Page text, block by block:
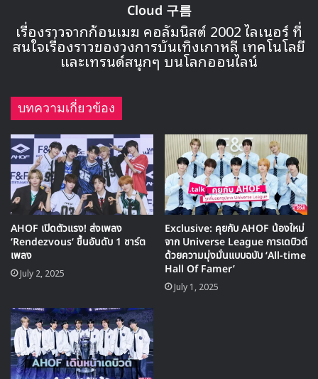
🎙GYUBIN ปลื้มเมืองไทยขนาดไหน? ถึงกลับมาถ่าย
MV เพลงใหม่ LIKE U 100 ที่กรุงเทพ
▶ คลิกดูสัมภาษณ์พิเศษ
พลังของ “Rendezvous” กวาด 3
ถ้วยรายการเพลง
AHOF ก็เริ่มต้นสร้างประวัติศาสตร์ทันที ด้วยยอดขายอัลบั้มสูง
ถึง 360,985 แผ่นในสัปดาห์แรก ขึ้นแท่นอันดับ 1 ของศิลปิน
ชายหน้าใหม่ในปี 2025
Cloud 구름
เรื่องราวจากก้อนเมฆ คอลัมนิสต์ 2002 ไลเนอร์ ที่
สนใจเรื่องราวของวงการบันเทิงเกาหลี เทคโนโลยี
และเทรนด์สนุกๆ บนโลกออนไลน์
บทความเกี่ยวข้อง
AHOF เปิดตัวแรง! ส่งเพลง
‘Rendezvous‘ ขึ้นอันดับ 1 ชาร์ต
เพลง
July 2, 2025
Exclusive: คุยกับ AHOF น้องใหม่
จาก Universe League การเดบิวต์
ด้วยความมุ่งมั่นแบบฉบับ ‘All-time
Hall Of Famer’
July 1, 2025